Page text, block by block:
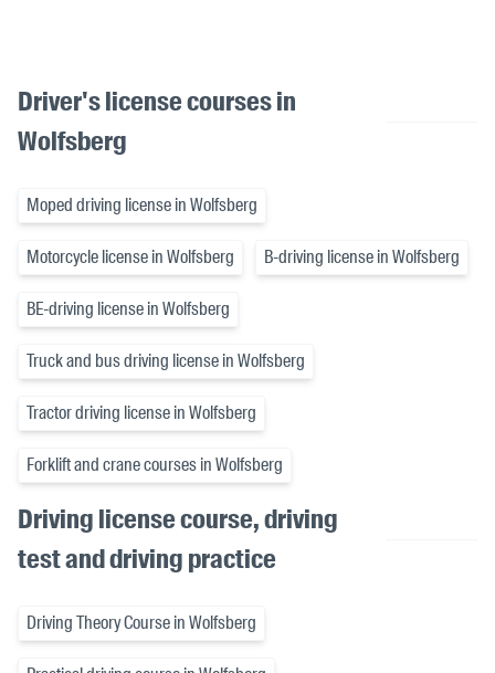
Driver's license courses in
Wolfsberg
Moped driving license in Wolfsberg
Motorcycle license in Wolfsberg B-driving license in Wolfsberg
BE-driving license in Wolfsberg
Truck and bus driving license in Wolfsberg
Tractor driving license in Wolfsberg
Forklift and crane courses in Wolfsberg
Driving license course, driving
test and driving practice
Driving Theory Course in Wolfsberg